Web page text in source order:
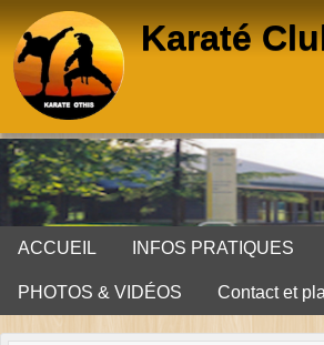
Karaté
ACCUEIL INFOS PRATIQUES
PHOTOS & VIDÉOS Contact et
Panneau de gestion des cookies